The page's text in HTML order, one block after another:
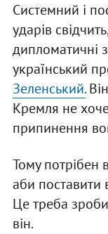
Системний і
ударів
дипломатичні
український
Зеленський.
Кремля не
припинення
Тому потрібен
аби поставити
Це треба
він.